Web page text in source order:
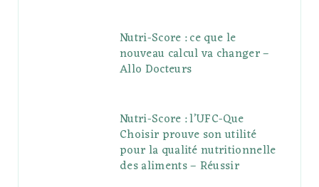
Nutri-Score : ce que le
nouveau calcul va changer –
Allo Docteurs
Nutri-Score : l’UFC-Que
Choisir prouve son utilité
pour la qualité nutritionnelle
des aliments – Réussir